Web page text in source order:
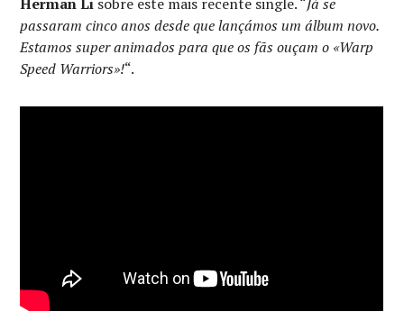
passaram cinco anos desde que lançámos um álbum novo.
Estamos super animados para que os fãs ouçam o «Warp
Speed Warriors»!“.